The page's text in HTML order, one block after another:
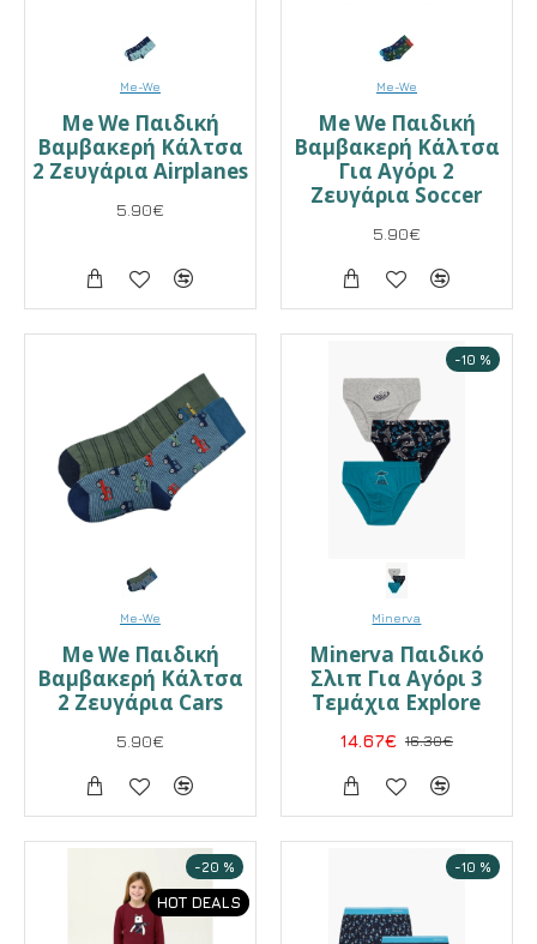
Me-We
Me We Παιδική
Βαμβακερή Κάλτσα
2 Ζευγάρια Airplanes
5.90€
Me-We
Me We Παιδική
Βαμβακερή Κάλτσα
Για Αγόρι 2
Ζευγάρια Soccer
5.90€
Me-We
Me We Παιδική
Βαμβακερή Κάλτσα
2 Ζευγάρια Cars
5.90€
-10 %
Minerva
Minerva Παιδικό
Σλιπ Για Αγόρι 3
Τεμάχια Explore
14.67€ 16.30€
HOT DEALS
-20 % -10 %